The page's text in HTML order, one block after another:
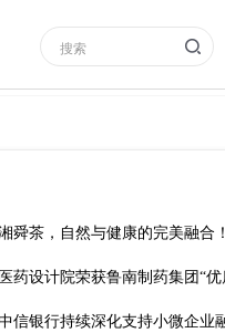
舜茶，自然与健康的完美融合！